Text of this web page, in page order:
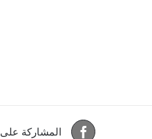
المشاركة على Facebook